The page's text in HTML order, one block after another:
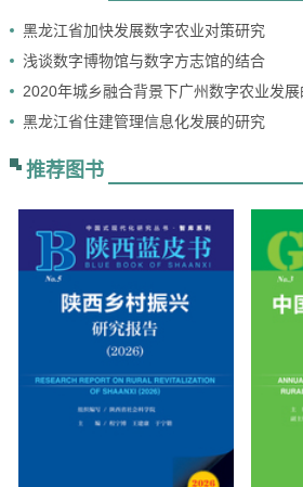
黑龙江省加快发展数字农业对策研究
浅谈数字博物馆与数字方志馆的结合
2020年城乡融合背景下广州数字农业发
黑龙江省住建管理信息化发展的研究
推荐图书